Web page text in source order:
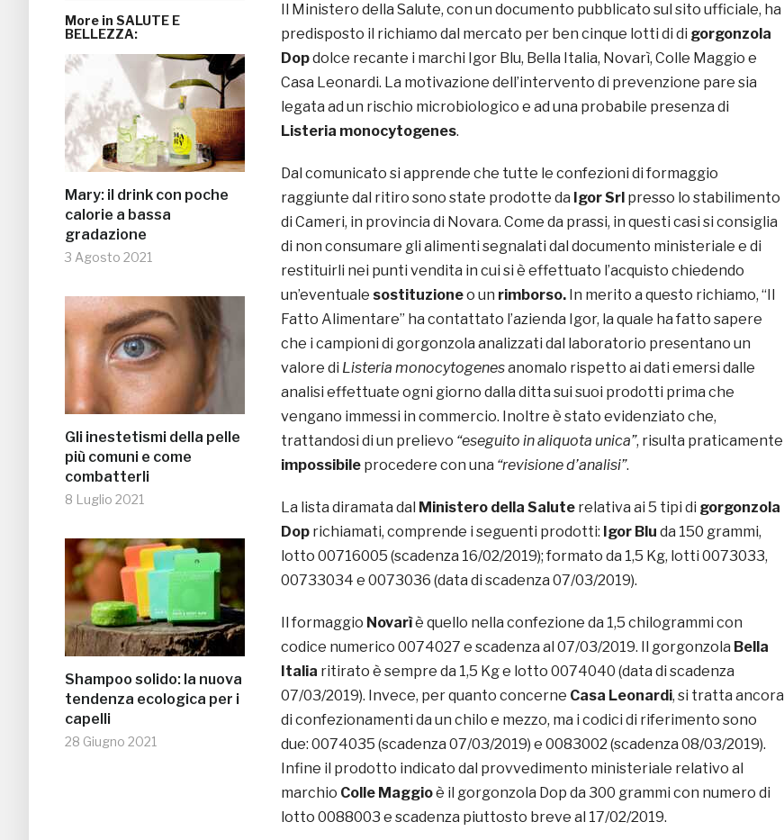
More in SALUTE E
BELLEZZA:
Mary: il drink con poche
calorie a bassa
gradazione
3 Agosto 2021
Gli inestetismi della pelle
più comuni e come
combatterli
8 Luglio 2021
Shampoo solido: la nuova
tendenza ecologica per i
capelli
28 Giugno 2021
Il Ministero della Salute, con un documento pubblicato sul sito ufficiale, ha
predisposto il richiamo dal mercato per ben cinque lotti di di gorgonzola
Dopdolce recante i marchi Igor Blu, Bella Italia, Novarì, Colle Maggio e
Casa Leonardi. La motivazione dell’intervento di prevenzione pare sia
legata ad un rischio microbiologico e ad una probabile presenza di
Listeria monocytogenes.
Dal comunicato si apprende che tutte le confezioni di formaggio
raggiunte dal ritiro sono state prodotte da Igor Srl presso lo stabilimento
di Cameri, in provincia di Novara. Come da prassi, in questi casi si consiglia
di non consumare gli alimenti segnalati dal documento ministeriale e di
restituirli nei punti vendita in cui si è effettuato l’acquisto chiedendo
un’eventuale sostituzioneo un rimborso. In merito a questo richiamo, “Il
Fatto Alimentare” ha contattato l’azienda Igor, la quale ha fatto sapere
che i campioni di gorgonzola analizzati dal laboratorio presentano un
valore di Listeria monocytogenesanomalo rispetto ai dati emersi dalle
analisi effettuate ogni giorno dalla ditta sui suoi prodotti prima che
vengano immessi in commercio. Inoltre è stato evidenziato che,
trattandosi di un prelievo “eseguito in aliquota unica”, risulta praticamente
impossibile procedere con una “revisione d’analisi”.
La lista diramata dal Ministero della Salute relativa ai 5 tipi di gorgonzola
Dop richiamati, comprende i seguenti prodotti: Igor Blu da 150 grammi,
lotto 00716005 (scadenza 16/02/2019); formato da 1,5 Kg, lotti 0073033,
00733034 e 0073036 (data di scadenza 07/03/2019).
Il formaggio Novarìè quello nella confezione da 1,5 chilogrammi con
codice numerico 0074027 e scadenza al 07/03/2019. Il gorgonzola Bella
Italia ritirato è sempre da 1,5 Kg e lotto 0074040 (data di scadenza
07/03/2019). Invece, per quanto concerne Casa Leonardi, si tratta ancora
di confezionamenti da un chilo e mezzo, ma i codici di riferimento sono
due: 0074035 (scadenza 07/03/2019) e 0083002 (scadenza 08/03/2019).
Infine il prodotto indicato dal provvedimento ministeriale relativo al
marchio Colle Maggioè il gorgonzola Dop da 300 grammi con numero di
lotto 0088003 e scadenza piuttosto breve al 17/02/2019.